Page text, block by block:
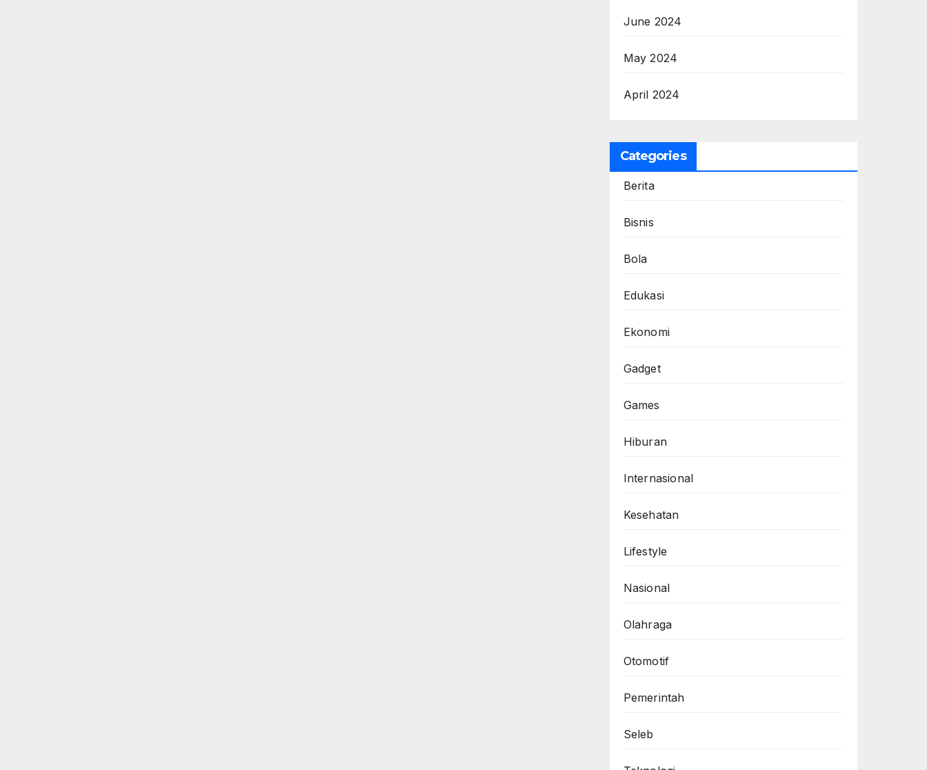
June 2024
May 2024
April 2024
Categories
Berita
Bisnis
Bola
Edukasi
Ekonomi
Gadget
Games
Hiburan
Internasional
Kesehatan
Lifestyle
Nasional
Olahraga
Otomotif
Pemerintah
Seleb